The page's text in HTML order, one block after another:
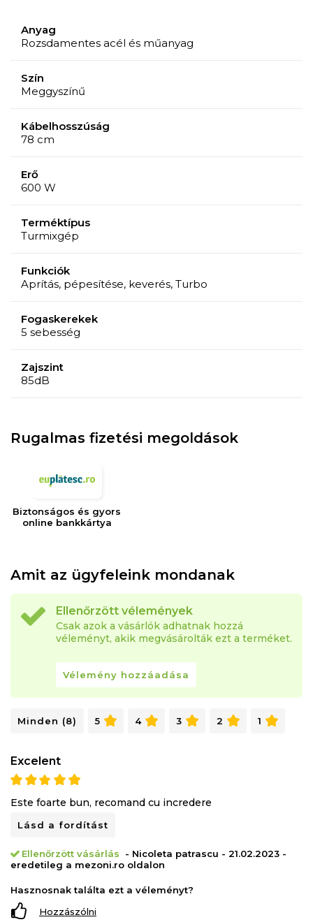
Anyag
Rozsdamentes acél és műanyag
Szín
Meggyszínű
Kábelhosszúság
78 cm
Erő
600 W
Terméktípus
Turmixgép
Funkciók
Aprítás, pépesítése, keverés, Turbo
Fogaskerekek
5 sebesség
Zajszint
85dB
Rugalmas fizetési megoldások
Biztonságos és gyors
online bankkártya
Amit az ügyfeleink mondanak
Ellenőrzött vélemények
Csak azok a vásárlók adhatnak hozzá
véleményt, akik megvásárolták ezt a terméket.
Vélemény hozzáadása
Minden (8) 5 4 3 2 1
Excelent
Este foarte bun, recomand cu incredere
Lásd a fordítást
Ellenőrzött vásárlás
- Nicoleta patrascu - 21.02.2023 -
eredetileg a mezoni.ro oldalon
Hasznosnak találta ezt a véleményt?
Hozzászólni